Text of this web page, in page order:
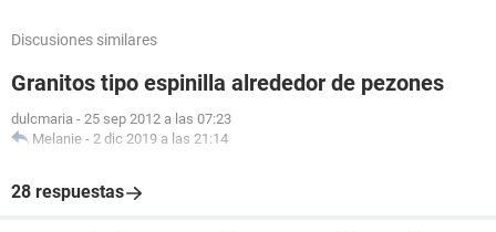
Discusiones similares
Granitos tipo espinilla alrededor de pezones
dulcmaria - 25 sep 2012 a las 07:23
Melanie - 2 dic 2019 a las 21:14
28 respuestas